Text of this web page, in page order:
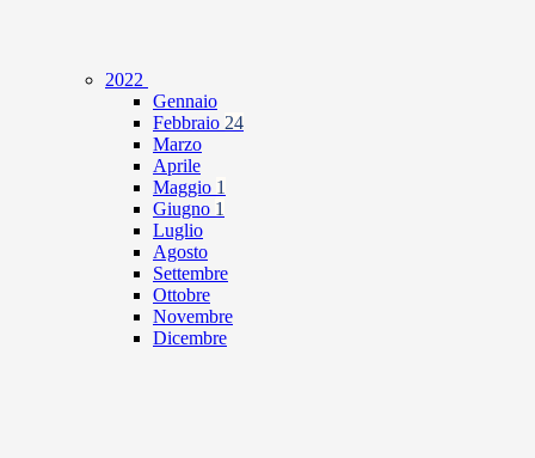
2022
Gennaio
Febbraio 24
Marzo
Aprile
Maggio 1
Giugno 1
Luglio
Agosto
Settembre
Ottobre
Novembre
Dicembre